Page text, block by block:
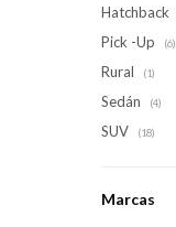
Hatchback
Pick -Up (6)
Rural (1)
Sedán (4)
SUV (18)
Marcas